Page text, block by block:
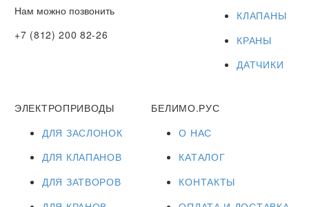
Нам можно позвонить
+7 (812) 200 82-26
КЛАПАНЫ
КРАНЫ
ДАТЧИКИ
ЭЛЕКТРОПРИВОДЫ
ДЛЯ ЗАСЛОНОК
ДЛЯ КЛАПАНОВ
ДЛЯ ЗАТВОРОВ
БЕЛИМО.РУС
О НАС
КАТАЛОГ
КОНТАКТЫ